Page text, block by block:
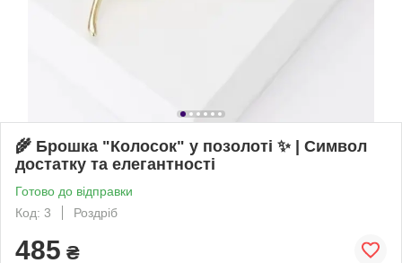
🌾 Брошка "Колосок" у позолоті ✨ | Символ
достатку та елегантності
Готово до відправки
Код: 3
Роздріб
485 ₴